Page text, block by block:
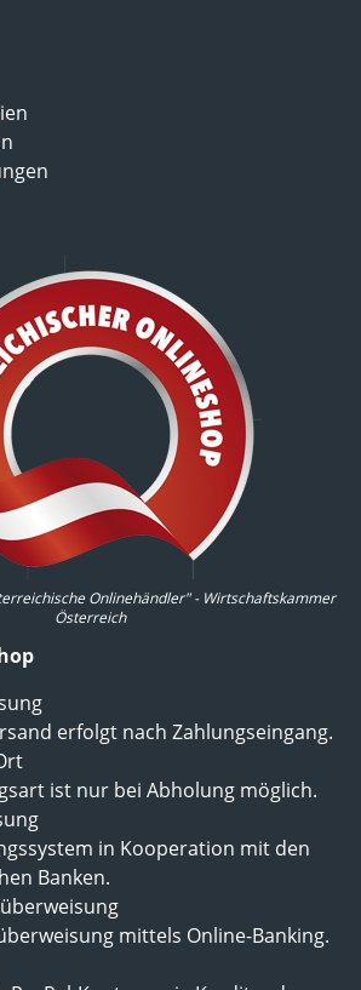
Onlinehändler" - Wirtschaftskammer
Österreich
erfolgt nach Zahlungseingang.
ist nur bei Abholung möglich.
in Kooperation mit den
Banken.
mittels Online-Banking.